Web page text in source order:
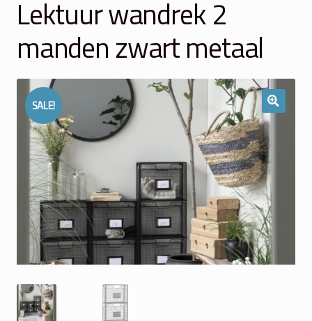
Winkelmand
Over Ons
Veelgestelde vragen
Contact
Lektuur wandrek 2
manden zwart metaal
SALE!